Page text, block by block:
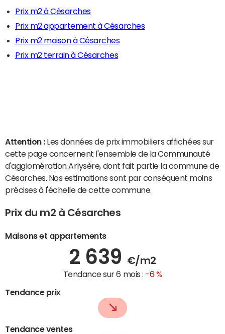
Prix m2 à Césarches
Prix m2 appartement à Césarches
Prix m2 maison à Césarches
Prix m2 terrain à Césarches
Attention : Les données de prix immobiliers affichées sur
cette page concernent l'ensemble de la Communauté
d'agglomération Arlysère, dont fait partie la commune de
Césarches. Nos estimations sont par conséquent moins
précises à l'échelle de cette commune.
Prix du m2 à Césarches
Maisons et appartements
2 639 €/m2
Tendance sur 6 mois : -6 %
Tendance prix
Tendance ventes